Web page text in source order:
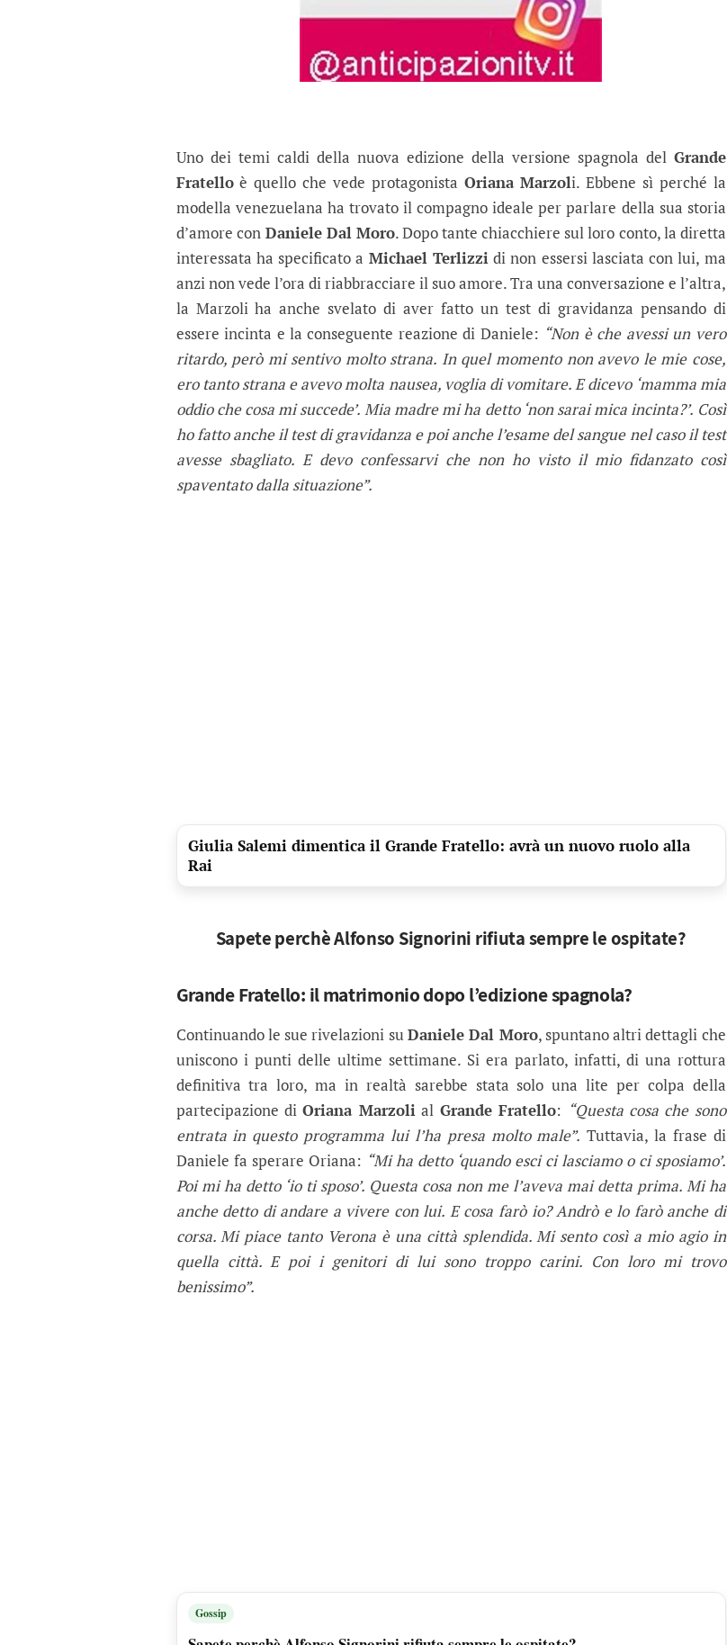
Uno dei temi caldi della nuova edizione della versione spagnola del Grande
Fratelloè quello che vede protagonista Oriana Marzoli. Ebbene sì perché la
modella venezuelana ha trovato il compagno ideale per parlare della sua storia
d’amore conDaniele Dal Moro. Dopo tante chiacchiere sul loro conto, la diretta
interessata ha specificato a Michael Terlizzidi non essersi lasciata con lui, ma
anzi non vede l’ora di riabbracciare il suo amore. Tra una conversazione e l’altra,
la Marzoli ha anche svelato di aver fatto un test di gravidanza pensando di
essere incinta e la conseguente reazione di Daniele: “Non è che avessi un vero
ritardo, però mi sentivo molto strana. In quel momento non avevo le mie cose,
ero tanto strana e avevo molta nausea, voglia di vomitare. E dicevo ‘mamma mia
oddio che cosa mi succede’. Mia madre mi ha detto ‘non sarai mica incinta?’. Così
ho fatto anche il test di gravidanza e poi anche l’esame del sangue nel caso il test
avesse sbagliato. E devo confessarvi che non ho visto il mio fidanzato così
spaventato dalla situazione”.
Giulia Salemi dimentica il Grande Fratello: avrà un nuovo ruolo alla
Rai
Sapete perchè Alfonso Signorini rifiuta sempre le ospitate?
Grande Fratello: il matrimonio dopo l’edizione spagnola?
Continuando le sue rivelazioni suDaniele Dal Moro, spuntano altri dettagli che
uniscono i punti delle ultime settimane. Si era parlato, infatti, di una rottura
definitiva tra loro, ma in realtà sarebbe stata solo una lite per colpa della
partecipazione diOriana Marzolial Grande Fratello: “Questa cosa che sono
entrata in questo programma lui l’ha presa molto male”. Tuttavia, la frase di
Daniele fa sperare Oriana: “Mi ha detto ‘quando esci ci lasciamo o ci sposiamo’.
Poi mi ha detto ‘io ti sposo’. Questa cosa non me l’aveva mai detta prima. Mi ha
anche detto di andare a vivere con lui. E cosa farò io? Andrò e lo farò anche di
corsa. Mi piace tanto Verona è una città splendida. Mi sento così a mio agio in
quella città. E poi i genitori di lui sono troppo carini. Con loro mi trovo
benissimo”.
Gossip